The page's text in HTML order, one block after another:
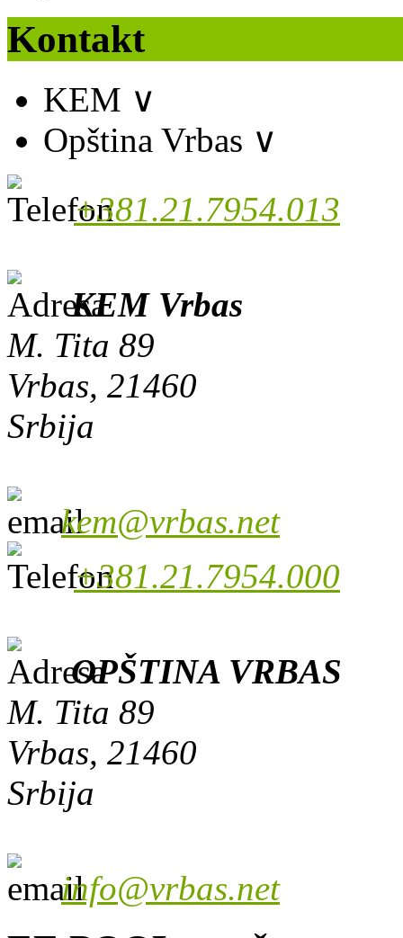
Kontakt
KEM ∨
Opština Vrbas ∨
+381.21.7954.013
KEM Vrbas
M. Tita 89
Vrbas, 21460
Srbija
kem@vrbas.net
+381.21.7954.000
OPŠTINA VRBAS
M. Tita 89
Vrbas, 21460
Srbija
info@vrbas.net